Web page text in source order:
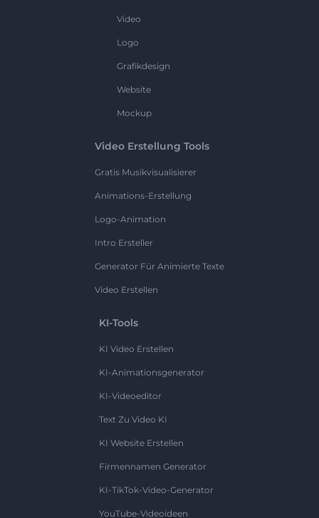
Video
Logo
Grafikdesign
Website
Mockup
Video Erstellung Tools
Gratis Musikvisualisierer
Animations-Erstellung
Logo-Animation
Intro Ersteller
Generator Für Animierte Texte
Video Erstellen
KI-Tools
KI Video Erstellen
KI-Animationsgenerator
KI-Videoeditor
Text Zu Video KI
KI Website Erstellen
Firmennamen Generator
KI-TikTok-Video-Generator
YouTube-Videoideen